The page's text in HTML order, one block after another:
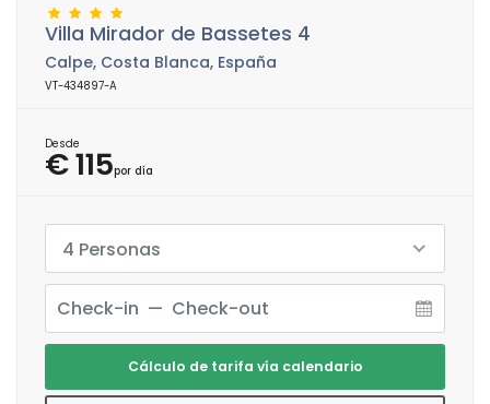
Villa Mirador de Bassetes 4
Calpe, Costa Blanca, España
VT-434897-A
Desde
€ 115por día
4 Personas
Cálculo de tarifa vía calendario